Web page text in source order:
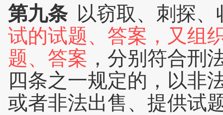
第九条 以窃取、刺探、
试的试题、答案，又组
题、答案 ，分别符合刑
四条之一规定的，以非
或者非法出售、提供试